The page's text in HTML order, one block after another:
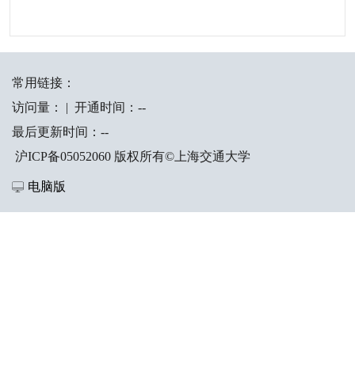
常用链接：
访问量：
| 开通时间： --
最后更新时间： --
沪ICP备05052060 版权所有©上海交通大学
电脑版